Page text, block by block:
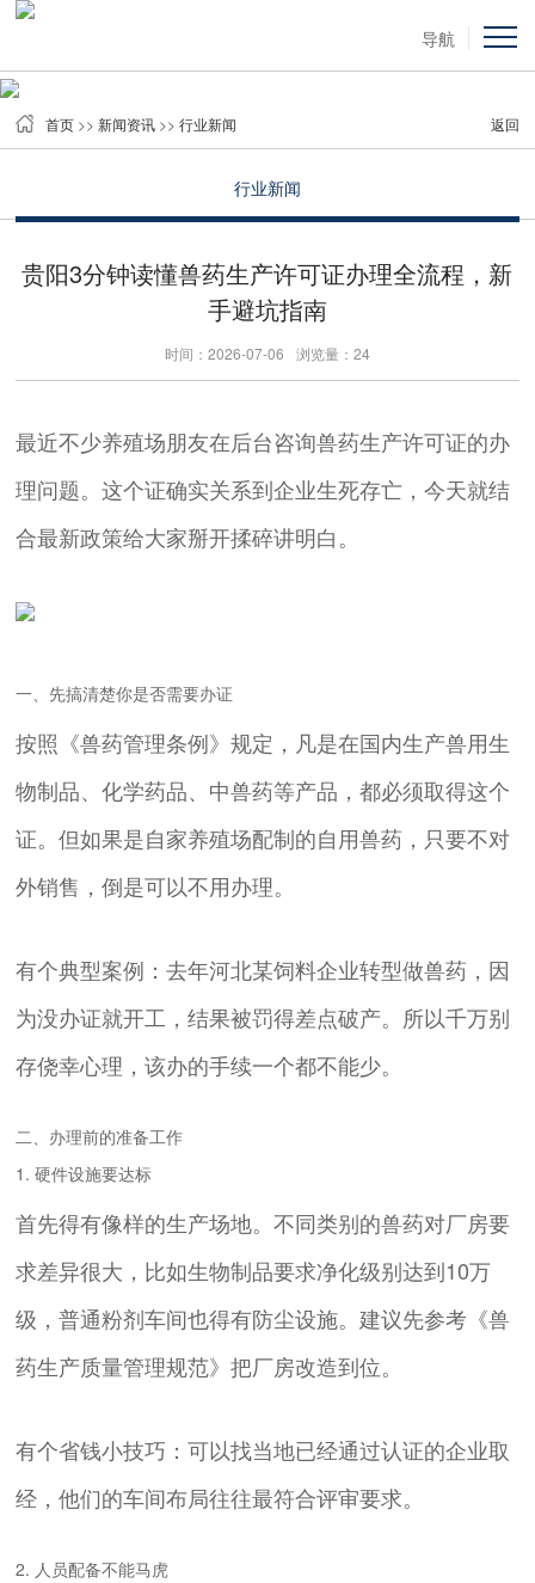
导航
首页 >>新闻资讯 >>行业新闻 返回
行业新闻
贵阳3分钟读懂兽药生产许可证办理全流程，新
手避坑指南
时间：2026-07-06 浏览量：24
最近不少养殖场朋友在后台咨询兽药生产许可证的办
理问题。这个证确实关系到企业生死存亡，今天就结
合最新政策给大家掰开揉碎讲明白。
一、先搞清楚你是否需要办证
按照《兽药管理条例》规定，凡是在国内生产兽用生
物制品、化学药品、中兽药等产品，都必须取得这个
证。但如果是自家养殖场配制的自用兽药，只要不对
外销售，倒是可以不用办理。
有个典型案例：去年河北某饲料企业转型做兽药，因
为没办证就开工，结果被罚得差点破产。所以千万别
存侥幸心理，该办的手续一个都不能少。
二、办理前的准备工作
1. 硬件设施要达标
首先得有像样的生产场地。不同类别的兽药对厂房要
求差异很大，比如生物制品要求净化级别达到10万
级，普通粉剂车间也得有防尘设施。建议先参考《兽
药生产质量管理规范》把厂房改造到位。
有个省钱小技巧：可以找当地已经通过认证的企业取
经，他们的车间布局往往最符合评审要求。
2. 人员配备不能马虎